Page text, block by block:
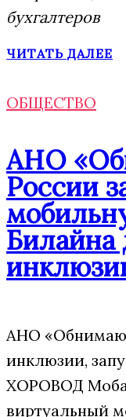
бухгалтеров
ЧИТАТЬ ДАЛЕЕ
ОБЩЕСТВО
АНО
России
Билайна
АНО «Обнимаю
инклюзии,
ХОРОВОД
виртуальный